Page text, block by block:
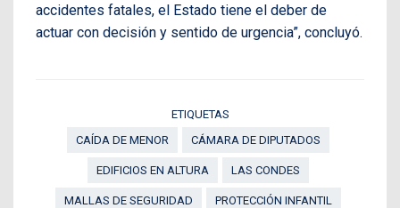
accidentes fatales, el Estado tiene el deber de
actuar con decisión y sentido de urgencia”, concluyó.
ETIQUETAS
CAÍDA DE MENOR
CÁMARA DE DIPUTADOS
EDIFICIOS EN ALTURA LAS CONDES
MALLAS DE SEGURIDAD PROTECCIÓN INFANTIL